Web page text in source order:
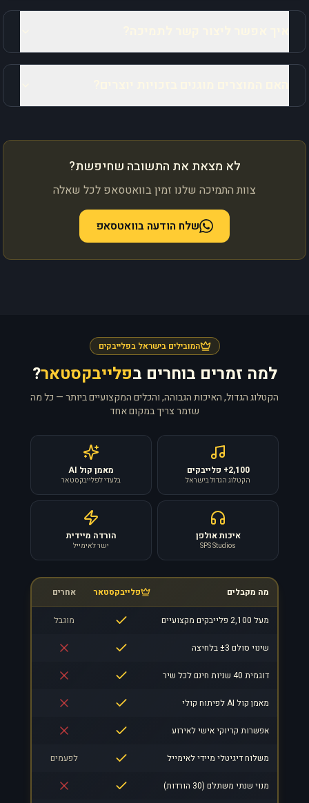
לא מצאת את התשובה שחיפשת?
צוות התמיכה שלנו זמין בוואטסאפ לכל שאלה
שלח הודעה בוואטסאפ
המובילים בישראל בפלייבקים
למה זמרים בוחרים בפלייבקסטאר?
הקטלוג הגדול, האיכות הגבוהה, והכלים המקצועיים ביותר — כל מה
שזמר צריך במקום אחד
2,100+ פלייבקים
הקטלוג הגדול בישראל
מאמן קול AI
בלעדי לפלייבקסטאר
איכות אולפן
SPS Studios
הורדה מיידית
ישר לאימייל
מה מקבלים פלייבקסטאר אחרים
מעל 2,100 פלייבקים מקצועיים מוגבל
שינוי סולם ±3 בלחיצה
דוגמית 40 שניות חינם לכל שיר
מאמן קול AI לפיתוח קולי
אפשרות קריוקי אישי לאירוע
משלוח דיגיטלי מיידי לאימייל לפעמים
מנוי שנתי משתלם (30 הורדות)